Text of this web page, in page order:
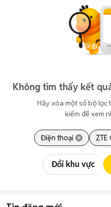
Không tìm thấy kết
Hãy xóa một số bộ lọc
kiếm để xem
Điện thoại ZTE
Đổi khu vực